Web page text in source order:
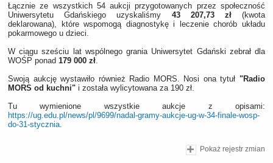
Łącznie ze wszystkich 54 aukcji przygotowanych przez społeczność
Uniwersytetu Gdańskiego uzyskaliśmy 43 207,73 zł(kwota
deklarowana), które wspomogą diagnostykę i leczenie chorób układu
pokarmowego u dzieci.
W ciągu sześciu lat wspólnego grania Uniwersytet Gdański zebrał dla
WOŚP ponad 179 000 zł.
Swoją aukcję wystawiło również Radio MORS. Nosi ona tytuł "Radio
MORS od kuchni" i została wylicytowana za 190 zł.
Tu wymienione wszystkie aukcje z opisami:
https://ug.edu.pl/news/pl/9699/nadal-gramy-aukcje-ug-w-34-finale-wosp-
do-31-stycznia.
Pokaż rejestr zmian